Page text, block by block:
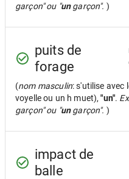
garçon" ou "ungarçon". )
puits de
forage
(nom masculin: s'utilise avec
voyelle ou un h muet),"un".
garçon" ou "ungarçon". )
impact de
balle